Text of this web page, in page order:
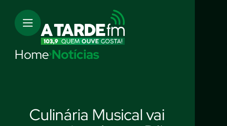
Home Notícias
Culinária Musical vai